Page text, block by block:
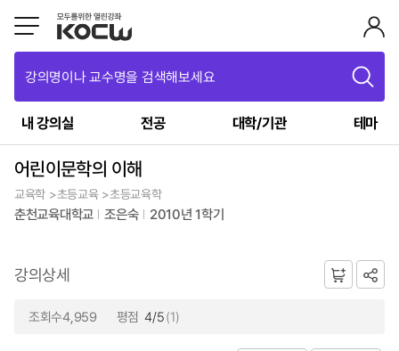
강의명이나 교수명을 검색해보세요
내 강의실 전공 대학/기관 테마
어린이문학의 이해
교육학 >초등교육 >초등교육학
춘천교육대학교 조은숙 2010년 1학기
강의상세
조회수4,959 평점 4/5(1)